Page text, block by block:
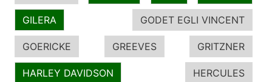
GILERA GODET EGLI VINCENT
GOERICKE GREEVES GRITZNER
HARLEY DAVIDSON HERCULES